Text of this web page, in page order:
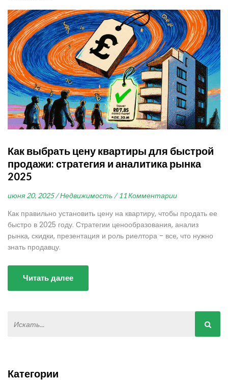
Как выбрать цену квартиры для быстрой
продажи: стратегия и аналитика рынка
2025
июня 20, 2025 / Недвижимость / 11 Комментарии
Как правильно установить цену на квартиру, чтобы продать ее
быстро в 2025 году. Стратегии ценообразования, анализ
рынка, скидки, презентация и роль риелтора - все, что нужно
знать продавцу.
Читать далее
Категории